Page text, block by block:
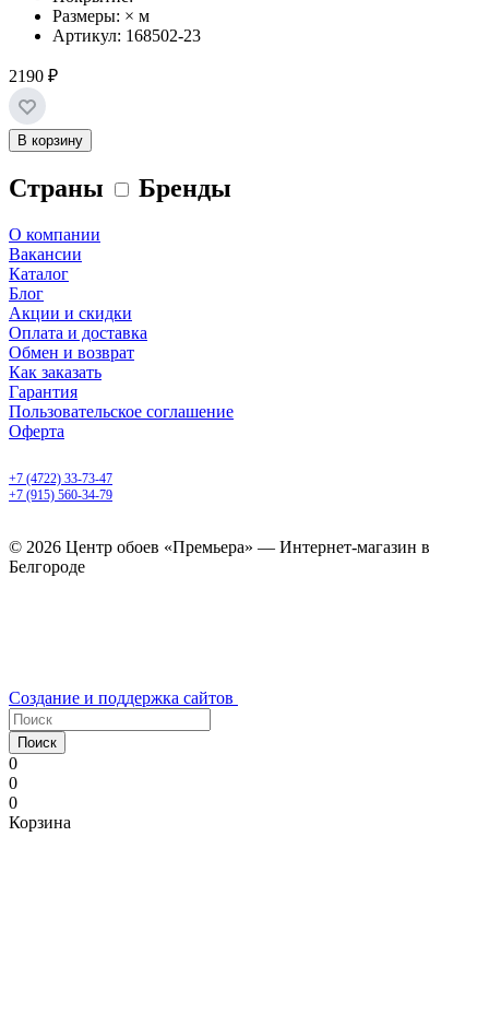
Размеры: × м
Артикул: 168502-23
2190 ₽
В корзину
Страны Бренды
О компании
Вакансии
Каталог
Блог
Акции и скидки
Оплата и доставка
Обмен и возврат
Как заказать
Гарантия
Пользовательское соглашение
Оферта
+7 (4722) 33-73-47
+7 (915) 560-34-79
© 2026 Центр обоев «Премьера» — Интернет-магазин в
Белгороде
Создание и поддержка сайтов
Поиск
0
0
0
Корзина